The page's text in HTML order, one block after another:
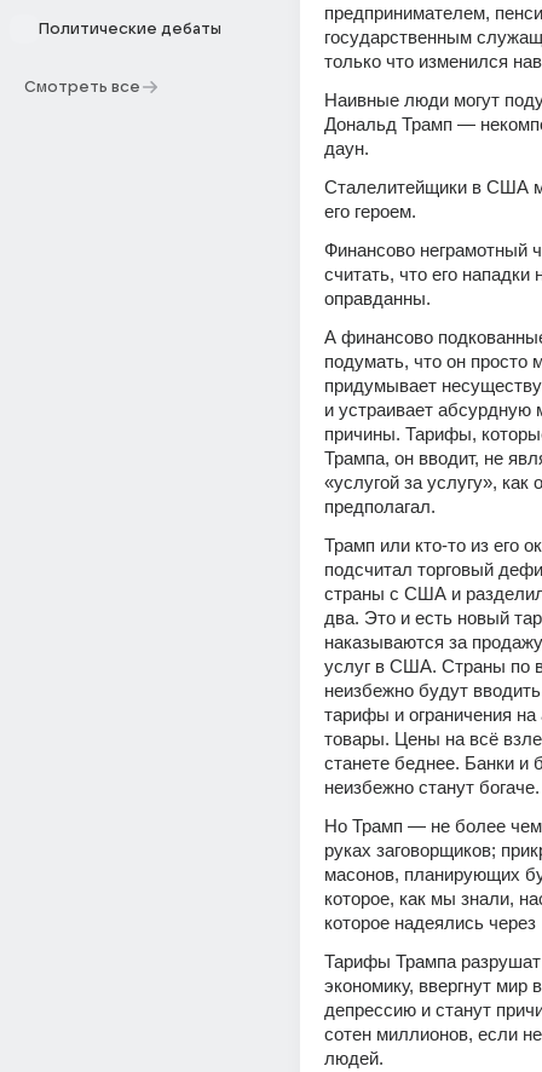
Политические дебаты
Смотреть все
предпринимателем,
государственным
только что изменился
Наивные люди могут
Дональд Трамп —
даун.
Сталелитейщики в США
его героем.
Финансово неграмотный
считать, что его нападки
оправданны.
А финансово
подумать, что он
придумывает
и устраивает абсурдную
причины. Тарифы,
Трампа, он вводит, не
«услугой за услугу», как
предполагал.
Трамп или кто-то из его
подсчитал торговый
страны с США и
два. Это и есть новый
наказываются за
услуг в США. Страны по
неизбежно будут
тарифы и ограничения на
товары. Цены на всё
станете беднее. Банки и
неизбежно станут богаче.
Но Трамп — не более чем
руках заговорщиков;
масонов, планирующих
которое, как мы знали,
которое надеялись через
Тарифы Трампа
экономику, ввергнут мир
депрессию и станут
сотен миллионов, если
людей.